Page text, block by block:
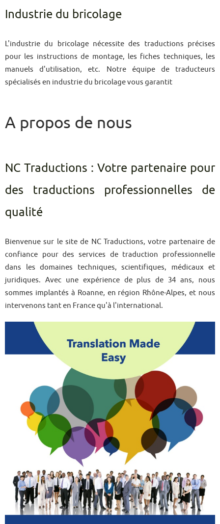
Industrie du bricolage
L'industrie du bricolage nécessite des traductions précises
pour les instructions de montage, les fiches techniques, les
manuels d'utilisation, etc. Notre équipe de traducteurs
spécialisés en industrie du bricolage vous garantit
A propos de nous
NC Traductions : Votre partenaire pour
des traductions professionnelles de
qualité
Bienvenue sur le site de NC Traductions, votre partenaire de
confiance pour des services de traduction professionnelle
dans les domaines techniques, scientifiques, médicaux et
juridiques. Avec une expérience de plus de 34 ans, nous
sommes implantés à Roanne, en région Rhône-Alpes, et nous
intervenons tant en France qu'à l'international.